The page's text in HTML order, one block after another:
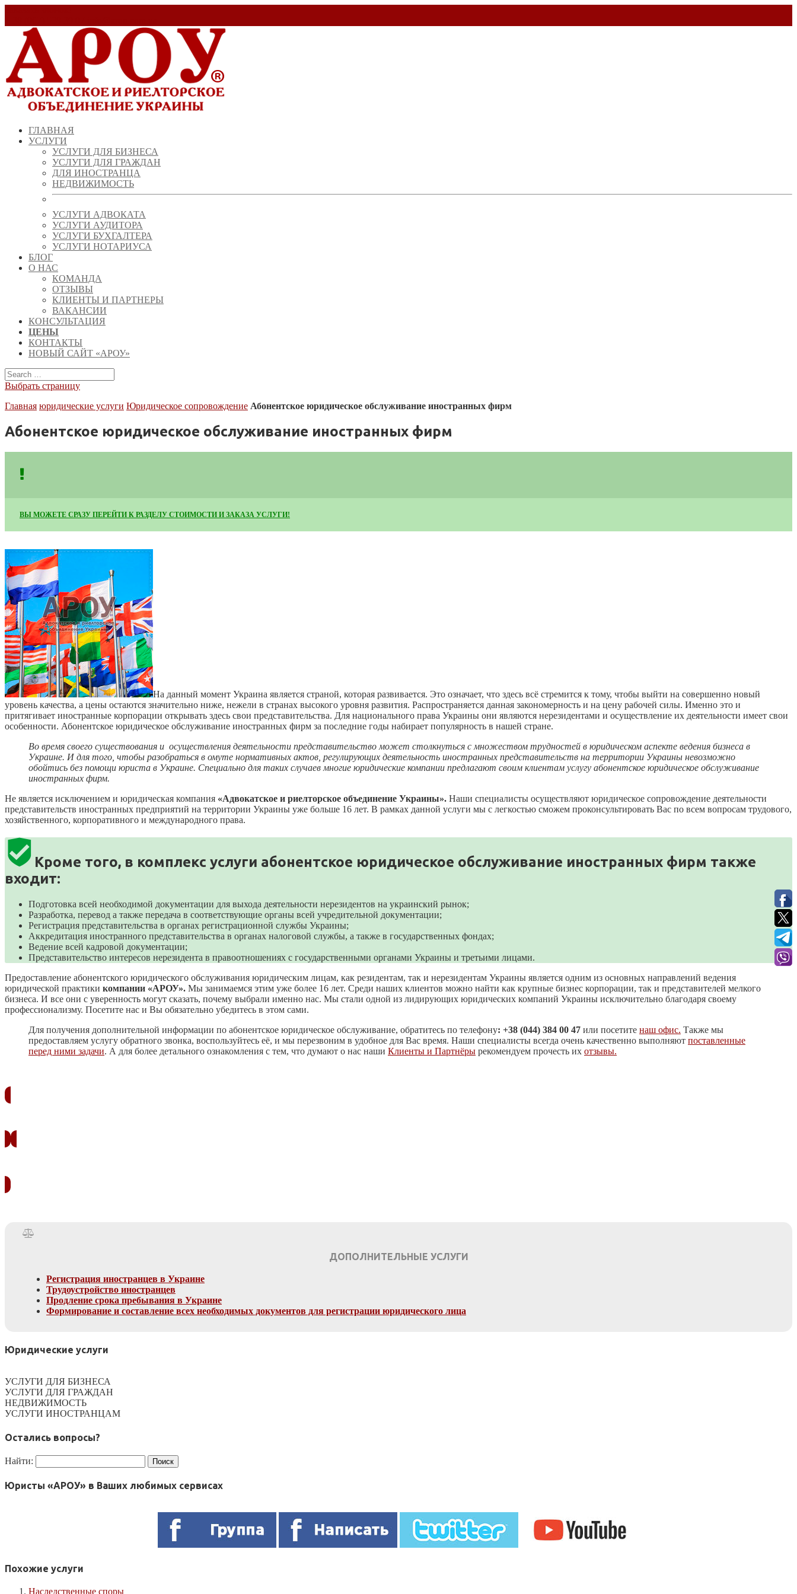
ГЛАВНАЯ
УСЛУГИ
УСЛУГИ ДЛЯ БИЗНЕСА
УСЛУГИ ДЛЯ ГРАЖДАН
ДЛЯ ИНОСТРАНЦА
НЕДВИЖИМОСТЬ
УСЛУГИ АДВОКАТА
УСЛУГИ АУДИТОРА
УСЛУГИ БУХГАЛТЕРА
УСЛУГИ НОТАРИУСА
БЛОГ
О НАС
КОМАНДА
ОТЗЫВЫ
КЛИЕНТЫ И ПАРТНЕРЫ
ВАКАНСИИ
КОНСУЛЬТАЦИЯ
ЦЕНЫ
КОНТАКТЫ
НОВЫЙ САЙТ «АРОУ»
Выбрать страницу
Главная юридические услуги Юридическое сопровождение Абонентское юридическое обслуживание иностранных фирм
Абонентское юридическое обслуживание иностранных фирм
ВЫ МОЖЕТЕ СРАЗУ ПЕРЕЙТИ К РАЗДЕЛУ СТОИМОСТИ И ЗАКАЗА УСЛУГИ!
На данный момент Украина является страной, которая развивается. Это означает, что здесь всё стремится к тому, чтобы выйти на совершенно новый
уровень качества, а цены остаются значительно ниже, нежели в странах высокого уровня развития. Распространяется данная закономерность и на цену рабочей силы. Именно это и
притягивает иностранные корпорации открывать здесь свои представительства. Для национального права Украины они являются нерезидентами и осуществление их деятельности имеет свои
особенности. Абонентское юридическое обслуживание иностранных фирм за последние годы набирает популярность в нашей стране.
Во время своего существования и осуществления деятельности представительство может столкнуться с множеством трудностей в юридическом аспекте ведения бизнеса в
Украине. И для того, чтобы разобраться в омуте нормативных актов, регулирующих деятельность иностранных представительств на территории Украины невозможно
обойтись без помощи юриста в Украине. Специально для таких случаев многие юридические компании предлагают своим клиентам услугу абонентское юридическое обслуживание
иностранных фирм.
Не является исключением и юридическая компания «Адвокатское и риелторское объединение Украины». Наши специалисты осуществляют юридическое сопровождение деятельности
представительств иностранных предприятий на территории Украины уже больше 16 лет. В рамках данной услуги мы с легкостью сможем проконсультировать Вас по всем вопросам трудового,
хозяйственного, корпоративного и международного права.
Кроме того, в комплекс услуги абонентское юридическое обслуживание иностранных фирм также
входит:
Подготовка всей необходимой документации для выхода деятельности нерезидентов на украинский рынок;
Разработка, перевод а также передача в соответствующие органы всей учредительной документации;
Регистрация представительства в органах регистрационной службы Украины;
Аккредитация иностранного представительства в органах налоговой службы, а также в государственных фондах;
Ведение всей кадровой документации;
Представительство интересов нерезидента в правоотношениях с государственными органами Украины и третьими лицами.
Предоставление абонентского юридического обслуживания юридическим лицам, как резидентам, так и нерезидентам Украины является одним из основных направлений ведения
юридической практики компании «АРОУ». Мы занимаемся этим уже более 16 лет. Среди наших клиентов можно найти как крупные бизнес корпорации, так и представителей мелкого
бизнеса. И все они с уверенность могут сказать, почему выбрали именно нас. Мы стали одной из лидирующих юридических компаний Украины исключительно благодаря своему
профессионализму. Посетите нас и Вы обязательно убедитесь в этом сами.
Для получения дополнительной информации по абонентское юридическое обслуживание, обратитесь по телефону: +38 (044) 384 00 47 или посетите наш офис. Также мы
предоставляем услугу обратного звонка, воспользуйтесь её, и мы перезвоним в удобное для Вас время. Наши специалисты всегда очень качественно выполняют поставленные
перед ними задачи. А для более детального ознакомления с тем, что думают о нас наши Клиенты и Партнёры рекомендуем прочесть их отзывы.
ДОПОЛНИТЕЛЬНЫЕ УСЛУГИ
Регистрация иностранцев в Украине
Трудоустройство иностранцев
Продление срока пребывания в Украине
Формирование и составление всех необходимых документов для регистрации юридического лица
Юридические услуги
УСЛУГИ ДЛЯ БИЗНЕСА
УСЛУГИ ДЛЯ ГРАЖДАН
НЕДВИЖИМОСТЬ
УСЛУГИ ИНОСТРАНЦАМ
Остались вопросы?
Найти:
Юристы «АРОУ» в Ваших любимых сервисах
Похожие услуги
Наследственные споры